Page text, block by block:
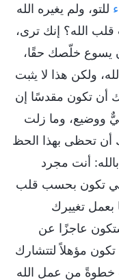
للتو، ولم يغيره الله
الله؟ إنك ترى،
يسوع خلّصك حقًا،
ولكن هذا لا يثبت
أن تكون مقدسًا إن
ووضيع، وما زلت
أن تحظى بهذا الحظ
أنت مجرد
تكون بحسب قلب
تغييرك
عاجزًا عن
مؤهلاً لتتشارك
خطوةً من عمل الله